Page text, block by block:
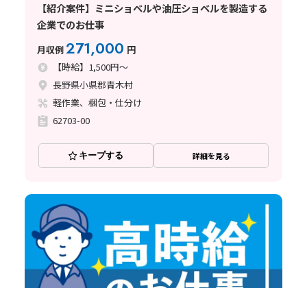
【紹介案件】ミニショベルや油圧ショベルを製造する
企業でのお仕事
月収例271,000 円
【時給】1,500円～
長野県小県郡青木村
軽作業、梱包・仕分け
62703-00
キープする 詳細を見る